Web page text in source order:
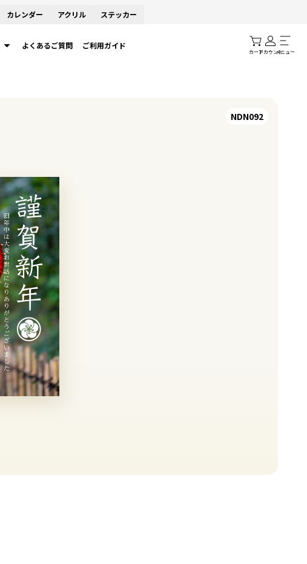
カレンダー アクリル ステッカー
よくあるご質問 ご利用ガイド
カートアカウントメニュー
NDN092